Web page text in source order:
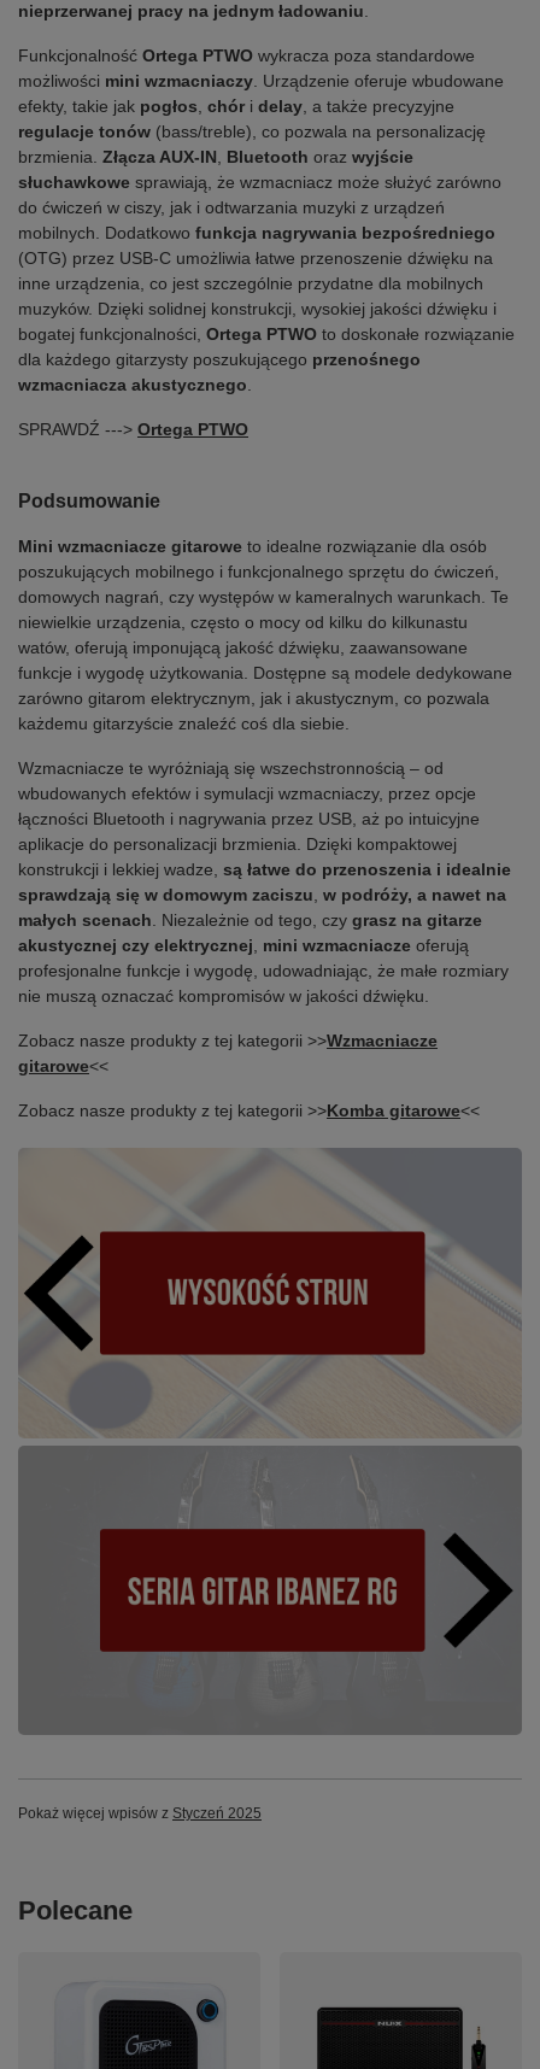
nieprzerwanej pracy na jednym ładowaniu
Funkcjonalność Ortega PTWO wykracza poza standardowe
możliwości mini wzmacniaczy . Urządzenie oferuje wbudowane
efekty, takie jak pogłos chór i delay , a także precyzyjne
regulacje tonów (bass/treble), co pozwala na personalizację
brzmienia. Złącza AUX-IN Bluetooth oraz wyjście
słuchawkowe sprawiają, że wzmacniacz może służyć zarówno
do ćwiczeń w ciszy, jak i odtwarzania muzyki z urządzeń
mobilnych. Dodatkowo funkcja nagrywania bezpośredniego
(OTG) przez USB-C umożliwia łatwe przenoszenie dźwięku na
inne urządzenia, co jest szczególnie przydatne dla mobilnych
muzyków. Dzięki solidnej konstrukcji, wysokiej jakości dźwięku i
bogatej funkcjonalności, Ortega PTWO to doskonałe rozwiązanie
dla każdego gitarzysty poszukującego przenośnego
wzmacniacza akustycznego
SPRAWDŹ ---> Ortega PTWO
Podsumowanie
Mini wzmacniacze gitarowe to idealne rozwiązanie dla osób
poszukujących mobilnego i funkcjonalnego sprzętu do ćwiczeń,
domowych nagrań, czy występów w kameralnych warunkach. Te
niewielkie urządzenia, często o mocy od kilku do kilkunastu
watów, oferują imponującą jakość dźwięku, zaawansowane
funkcje i wygodę użytkowania. Dostępne są modele dedykowane
zarówno gitarom elektrycznym, jak i akustycznym, co pozwala
każdemu gitarzyście znaleźć coś dla siebie.
Wzmacniacze te wyróżniają się wszechstronnością – od
wbudowanych efektów i symulacji wzmacniaczy, przez opcje
łączności Bluetooth i nagrywania przez USB, aż po intuicyjne
aplikacje do personalizacji brzmienia. Dzięki kompaktowej
konstrukcji i lekkiej wadze, są łatwe do przenoszenia i idealnie
sprawdzają się w domowym zaciszu w podróży, a nawet na
małych scenach . Niezależnie od tego, czy grasz na gitarze
akustycznej czy elektrycznej
mini wzmacniacze oferują
profesjonalne funkcje i wygodę, udowadniając, że małe rozmiary
nie muszą oznaczać kompromisów w jakości dźwięku.
Zobacz nasze produkty z tej kategorii >>Wzmacniacze
gitarowe<<
Zobacz nasze produkty z tej kategorii >>Komba gitarowe<<
Pokaż więcej wpisów z Styczeń 2025
Polecane